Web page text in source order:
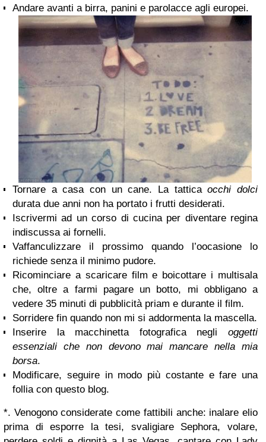
Andare avanti a birra, panini e parolacce agli europei.
Tornare a casa con un cane. La tatticaocchi dolci
durata due anni non ha portato i frutti desiderati.
Iscrivermi ad un corso di cucina per diventare regina
indiscussa ai fornelli.
Vaffanculizzare il prossimo quando l’oocasione lo
richiede senza il minimo pudore.
Ricominciare a scaricare film e boicottare i multisala
che, oltre a farmi pagare un botto, mi obbligano a
vedere 35 minuti di pubblicità priam e durante il film.
Sorridere fin quando non mi si addormenta la mascella.
Inserire la macchinetta fotografica negli oggetti
essenziali che non devono mai mancare nella mia
borsa.
Modificare, seguire in modo più costante e fare una
follia con questo blog.
*. Venogono considerate come fattibili anche: inalare elio
prima di esporre la tesi, svaligiare Sephora, volare,